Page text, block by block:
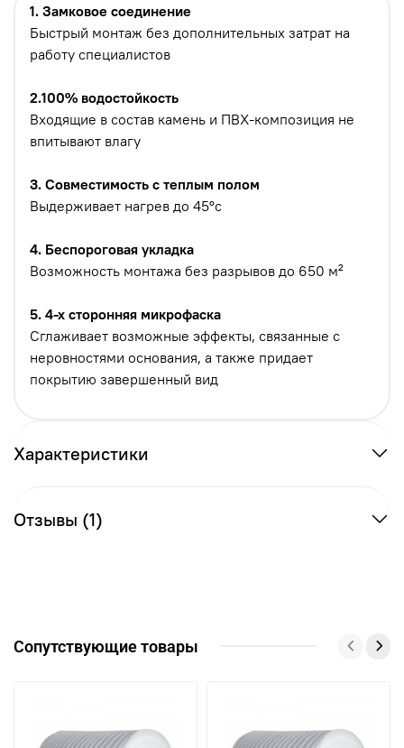
1. Замковое соединение
Быстрый монтаж без дополнительных затрат на
работу специалистов
2.100% водостойкость
Входящие в состав камень и ПВХ-композиция не
впитывают влагу
3. Совместимость с теплым полом
Выдерживает нагрев до 45°с
4. Беспороговая укладка
Возможность монтажа без разрывов до 650 м²
5. 4-х сторонняя микрофаска
Сглаживает возможные эффекты, связанные с
неровностями основания, а также придает
покрытию завершенный вид
Характеристики
Отзывы (1)
Сопутствующие товары